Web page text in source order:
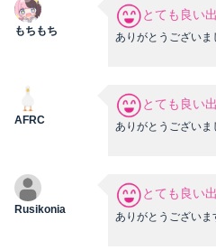
もちもち
とても良い
ありがとうございま
AFRC
とても良い
ありがとうございま
Rusikonia
とても良い
ありがとうございま